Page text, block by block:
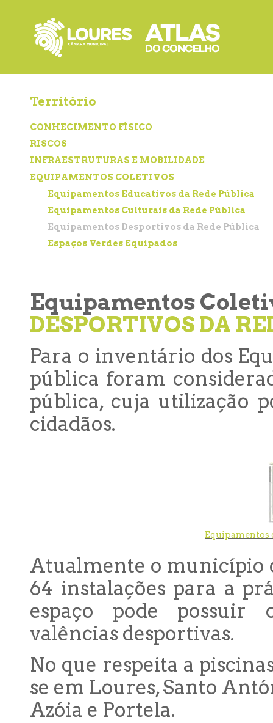
Território
CONHECIMENTO FÍSICO
RISCOS
INFRAESTRUTURAS E MOBILIDADE
EQUIPAMENTOS COLETIVOS
Equipamentos Educativos da Rede Pública
Equipamentos Culturais da Rede Pública
Equipamentos Desportivos da Rede Pública
Espaços Verdes Equipados
Equipamentos
DESPORTIVOS DA
Para o inventário dos
pública foram
pública, cuja utilização
cidadãos.
Equipamentos
Atualmente o município
64 instalações para a
espaço pode possuir
valências desportivas.
No que respeita a
se em Loures, Santo
Azóia e Portela.